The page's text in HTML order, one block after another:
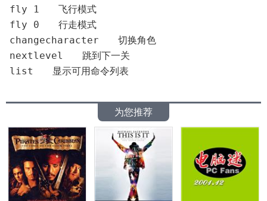
fly 1　　飞行模式
fly 0　　行走模式
changecharacter　　切换角色
nextlevel　　跳到下一关
list　　显示可用命令列表
为您推荐